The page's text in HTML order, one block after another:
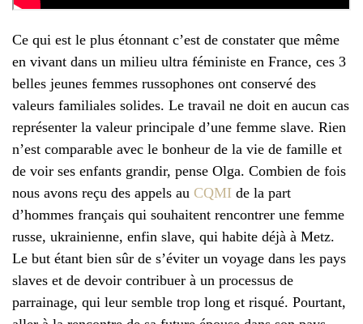
Ce qui est le plus étonnant c’est de constater que même
en vivant dans un milieu ultra féministe en France, ces 3
belles jeunes femmes russophones ont conservé des
valeurs familiales solides. Le travail ne doit en aucun cas
représenter la valeur principale d’une femme slave. Rien
n’est comparable avec le bonheur de la vie de famille et
de voir ses enfants grandir, pense Olga. Combien de fois
nous avons reçu des appels au CQMI de la part
d’hommes français qui souhaitent rencontrer une femme
russe, ukrainienne, enfin slave, qui habite déjà à Metz.
Le but étant bien sûr de s’éviter un voyage dans les pays
slaves et de devoir contribuer à un processus de
parrainage, qui leur semble trop long et risqué. Pourtant,